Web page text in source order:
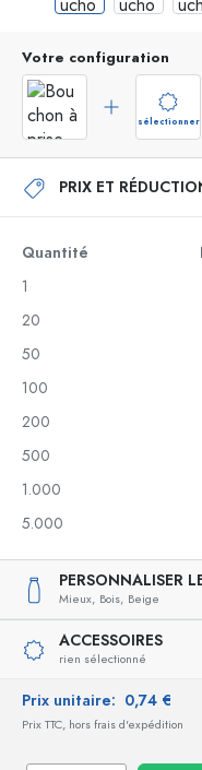
Votre configuration
sélectionner
PRIX ET
Quantité
1
20
50
100
200
500
1.000
5.000
PERSONNALISER
Mieux, Bois, Beige
ACCESSOIRES
rien sélectionné
Prix unitaire: 0,74 €
Prix TTC, hors frais d'expédition